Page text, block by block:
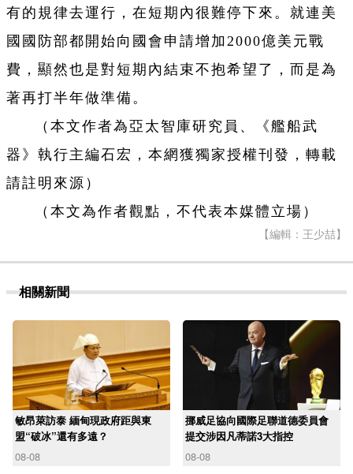
有的規律去運行，在短期內很難停下來。就連美
國國防部都開始向國會申請增加2000億美元戰
費，顯然也是對短期內結束不抱希望了，而是為
著再打半年做準備。
（本文作者為亞太智庫研究員、《艦船武
器》執行主編石宏，本網獲獨家授權刊發，轉載
請註明來源）
（本文為作者觀點，不代表本媒體立場）
【編輯：王少喆】
相關新聞
敏昂萊訪泰 緬甸現政府距與東
盟“破冰”還有多遠？
08-08
挪威足協向國際足聯道德委員會
提交涉因凡蒂諾3大指控
08-08